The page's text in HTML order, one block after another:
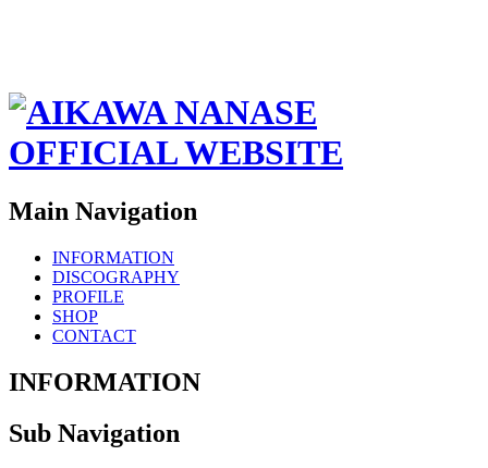
Main Navigation
INFORMATION
DISCOGRAPHY
PROFILE
SHOP
CONTACT
INFORMATION
Sub Navigation